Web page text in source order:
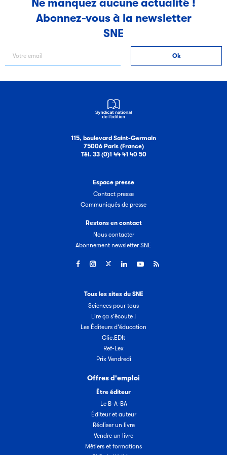
Ne manquez aucune actualité !
Abonnez-vous à la newsletter
SNE
115, boulevard Saint-Germain
75006 Paris (France)
Tél. 33 (0)1 44 41 40 50
Espace presse
Contact presse
Communiqués de presse
Restons en contact
Nous contacter
Abonnement newsletter SNE
Tous les sites du SNE
Sciences pour tous
Lire ça s'écoute !
Les Éditeurs d'éducation
Clic.EDIt
Ref-Lex
Prix Vendredi
Offres d'emploi
Être éditeur
Le B-A-BA
Éditeur et auteur
Réaliser un livre
Vendre un livre
Métiers et formations
Filéas
des acteurs de la filière du livre. Suivez les ventes de vos
ouvrages grâce à Filéas.